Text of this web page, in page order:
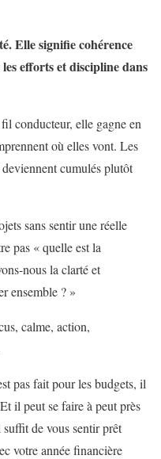
Elle signifie cohérence
efforts et discipline dans
conducteur, elle gagne en
où elles vont. Les
cumulés plutôt
sans sentir une réelle
pas « quelle est la
nous la clarté et
ensemble ? »
calme, action,
pas fait pour les budgets, il
il peut se faire à peut près
de vous sentir prêt
votre année financière